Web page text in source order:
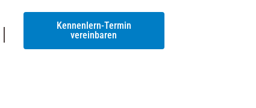
Kennenlern-Termin
vereinbaren